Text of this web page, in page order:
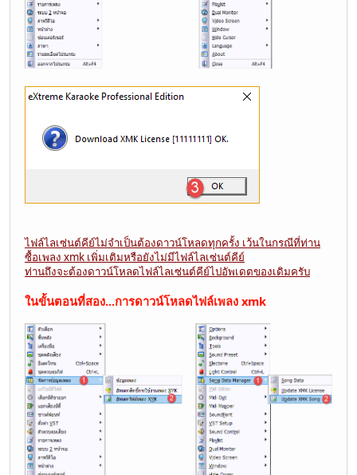
ไฟล์ไลเซ่นต์คีย์ไม่จำเป็นต้องดาวน์โหลดทุกครั้ง เว้นในกรณีที่ท่าน
ซื้อเพลง xmk เพิ่มเติมหรือยังไม่มีไฟล์ไลเซ่นต์คีย์
ท่านถึงจะต้องดาวน์โหลดไฟล์ไลเซ่นต์คีย์ไปอัพเดตของเดิมครับ
ในขั้นตอนที่สอง...การดาวน์โหลดไฟล์เพลง xmk